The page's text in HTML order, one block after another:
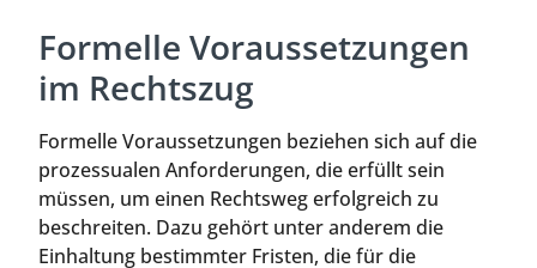
Formelle Voraussetzungen
im Rechtszug
Formelle Voraussetzungen beziehen sich auf die
prozessualen Anforderungen, die erfüllt sein
müssen, um einen Rechtsweg erfolgreich zu
beschreiten. Dazu gehört unter anderem die
Einhaltung bestimmter Fristen, die für die